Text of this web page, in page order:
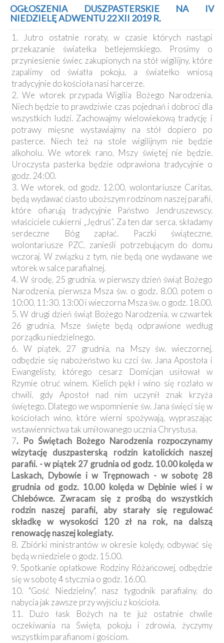
Kancelaria
Galeria
Dekanat
Nowy
Staw
Kapituła
Kolegiacka
Duszpasterze
Polecane
strony
Ochrona
OGŁOSZENIA DUSZPASTERSKIE NA IV
NIEDZIELĘ ADWENTU 22 XII 2019 R.
1. Jutro ostatnie roraty, w czasie których nastąpi
przekazanie światełka betlejemskiego. Prosimy o
przyniesienie świec zakupionych na stół wigilijny, które
zapalimy od światła pokoju, a światełko wniosą
tradycyjnie do kościoła nasi harcerze.
2. We wtorek przypada Wigilia Bożego Narodzenia.
Niech będzie to prawdziwie czas pojednań i dobroci dla
wszystkich ludzi. Zachowajmy wielowiekową tradycję i
potrawy mięsne wystawiajmy na stół dopiero po
pasterce. Niech też na stole wigilijnym nie będzie
alkoholu. We wtorek rano, Mszy świętej nie będzie.
Uroczysta pasterka będzie odprawiona tradycyjnie o
godz. 24:00.
3. We wtorek, od godz. 12.00, wolontariusze Caritas,
będą wydawać ciasto uboższym rodzinom naszej parafii,
które ofiarują tradycyjnie Państwo Jendruszewscy,
właściciele cukierni „Jędruś”. Za ten dar serca, składamy
serdeczne Bóg zapłać. Paczki świąteczne,
wolontariusze PZC, zanieśli potrzebującym do domu
wczoraj. W związku z tym, nie będą one wydawane we
wtorek w salce parafialnej.
4. W środę, 25 grudnia, w pierwszy dzień świąt Bożego
Narodzenia, pierwsza Msza św. o godz. 8.00, potem o
10:00, 11:30, 13:00 i wieczorna Msza św. o godz. 18.00.
5. W drugi dzień świąt Bożego Narodzenia, w czwartek
26 grudnia, Msze święte będą odprawione według
porządku niedzielnego.
6. W piątek, 27 grudnia, na Mszy św. wieczornej,
odbędzie się nabożeństwo ku czci św. Jana Apostoła i
Ewangelisty, którego cesarz Domicjan usiłował w
Rzymie otruć winem. Kielich pękł i wino się rozlało w
chwili, gdy Apostoł nad nim uczynił znak krzyża
świętego. Dlatego we wspomnienie św. Jana święci się w
kościołach wino, które wierni spożywają, wypraszając
wstawiennictwa tak umiłowanego ucznia Chrystusa.
7. Po Świętach Bożego Narodzenia rozpoczynamy
wizytację duszpasterską rodzin katolickich naszej
parafii. - w piątek 27 grudnia od godz. 10.00 kolęda w
Laskach, Dybowie i w Trępnowach - w sobotę 28
grudnia od godz. 10.00 kolęda w Dębinie wieś i w
Chlebówce. Zwracam się z prośbą do wszystkich
rodzin naszej parafii, aby starały się regulować
składkę w wysokości 120 zł na rok, na dalszą
renowację naszej kolegiaty.
8. Zbiórki ministrantów w okresie kolędy, odbywać się
będą w niedziele o godz. 15.00.
9. Spotkanie opłatkowe Rodziny Różańcowej, odbędzie
się w sobotę 4 stycznia o godz. 16.00.
10. "Gość Niedzielny", nasz tygodnik parafialny, do
nabycia jak zawsze przy wyjściu z kościoła.
11. Dużo łask Bożych na te już ostatnie chwile
oczekiwania na Święta, pokoju i zdrowia, życzymy
wszystkim parafianom i gościom.